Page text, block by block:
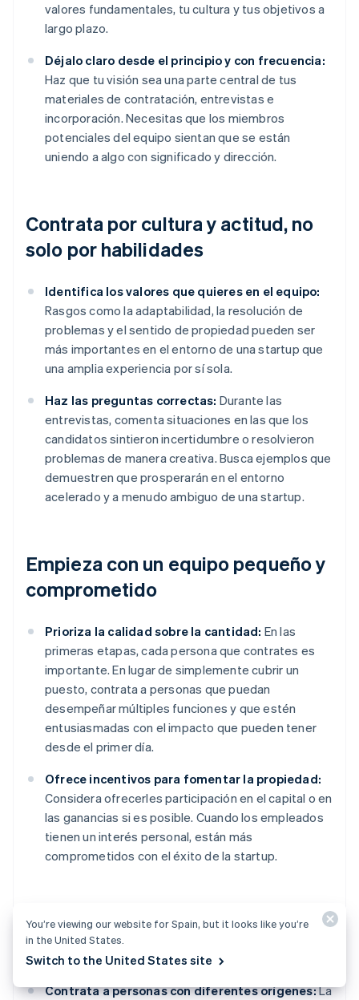
valores fundamentales, tu cultura y tus objetivos a
largo plazo.
Déjalo claro desde el principio y con frecuencia:
Haz que tu visión sea una parte central de tus
materiales de contratación, entrevistas e
incorporación. Necesitas que los miembros
potenciales del equipo sientan que se están
uniendo a algo con significado y dirección.
Contrata por cultura y actitud, no
solo por habilidades
Identifica los valores que quieres en el equipo:
Rasgos como la adaptabilidad, la resolución de
problemas y el sentido de propiedad pueden ser
más importantes en el entorno de una startup que
una amplia experiencia por sí sola.
Haz las preguntas correctas: Durante las
entrevistas, comenta situaciones en las que los
candidatos sintieron incertidumbre o resolvieron
problemas de manera creativa. Busca ejemplos que
demuestren que prosperarán en el entorno
acelerado y a menudo ambiguo de una startup.
Empieza con un equipo pequeño y
comprometido
Prioriza la calidad sobre la cantidad: En las
primeras etapas, cada persona que contrates es
importante. En lugar de simplemente cubrir un
puesto, contrata a personas que puedan
desempeñar múltiples funciones y que estén
entusiasmadas con el impacto que pueden tener
desde el primer día.
Ofrece incentivos para fomentar la propiedad:
Considera ofrecerles participación en el capital o en
las ganancias si es posible. Cuando los empleados
tienen un interés personal, están más
comprometidos con el éxito de la startup.
Prioriza la diversidad de
pensamiento y experiencia
Contrata a personas con diferentes orígenes:La
You’re viewing our website for Spain, but it looks like you’re
in the United States.
Switch to the United States site